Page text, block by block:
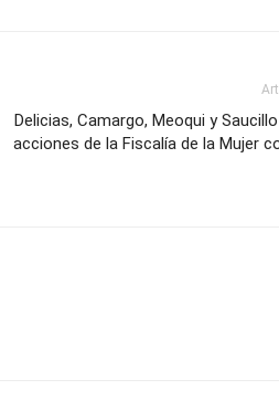
Delicias, Camargo, Meoqui y
acciones de la Fiscalía de la Mujer